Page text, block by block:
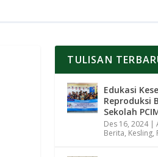
TULISAN
Edukasi
Reproduksi
Sekolah
Des 16, 2024|
Berita, Kesling,